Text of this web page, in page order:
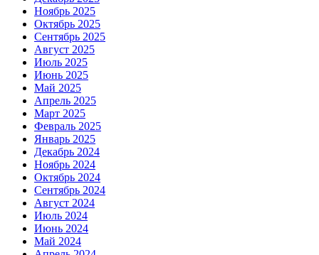
Ноябрь 2025
Октябрь 2025
Сентябрь 2025
Август 2025
Июль 2025
Июнь 2025
Май 2025
Апрель 2025
Март 2025
Февраль 2025
Январь 2025
Декабрь 2024
Ноябрь 2024
Октябрь 2024
Сентябрь 2024
Август 2024
Июль 2024
Июнь 2024
Май 2024